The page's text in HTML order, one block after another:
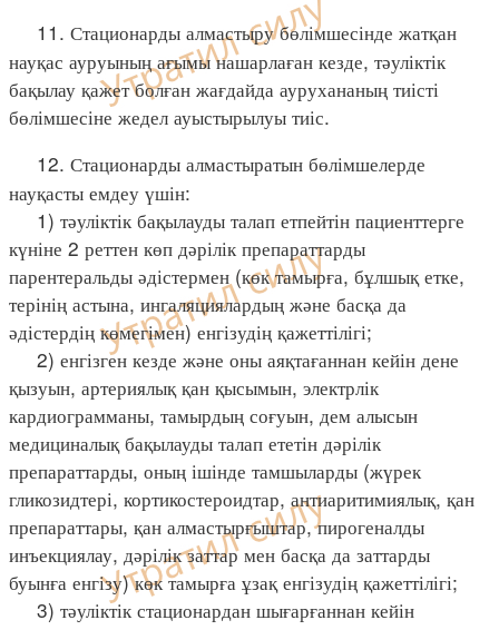
11. Стационарды алмастыру бөлімшесінде жатқан
науқас ауруының ағымы нашарлаған кезде, тәуліктік
бақылау қажет болған жағдайда аурухананың тиісті
бөлімшесіне жедел ауыстырылуы тиіс.
12. Стационарды алмастыратын бөлімшелерде
науқасты емдеу үшін:
1) тәуліктік бақылауды талап етпейтін пациенттерге
күніне 2 реттен көп дәрілік препараттарды
парентеральды әдістермен (көк тамырға, бұлшық етке,
терінің астына, ингаляциялардың және басқа да
әдістердің көмегімен) енгізудің қажеттілігі;
2) енгізген кезде және оны аяқтағаннан кейін дене
қызуын, артериялық қан қысымын, электрлік
кардиограмманы, тамырдың соғуын, дем алысын
медициналық бақылауды талап ететін дәрілік
препараттарды, оның ішінде тамшыларды (жүрек
гликозидтері, кортикостероидтар, антиаритимиялық, қан
препараттары, қан алмастырғыштар, пирогеналды
инъекциялау, дәрілік заттар мен басқа да заттарды
буынға енгізу) көк тамырға ұзақ енгізудің қажеттілігі;
3) тәуліктік стационардан шығарғаннан кейін